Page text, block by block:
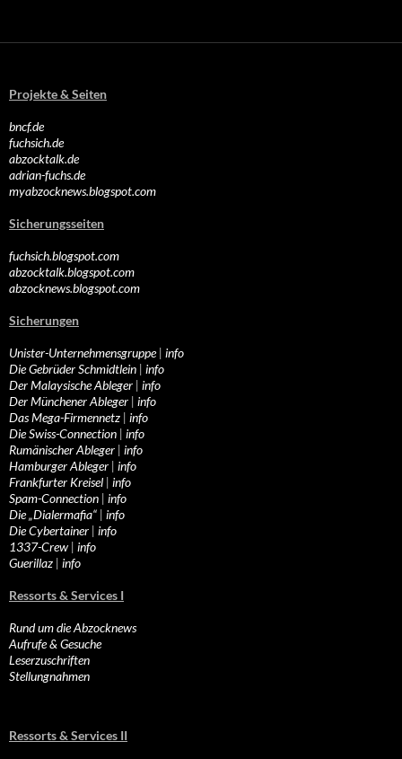
Projekte & Seiten
bncf.de
fuchsich.de
abzocktalk.de
adrian-fuchs.de
myabzocknews.blogspot.com
Sicherungsseiten
fuchsich.blogspot.com
abzocktalk.blogspot.com
abzocknews.blogspot.com
Sicherungen
Unister-Unternehmensgruppe| info
Die Gebrüder Schmidtlein | info
Der Malaysische Ableger | info
Der Münchener Ableger | info
Das Mega-Firmennetz | info
Die Swiss-Connection | info
Rumänischer Ableger | info
Hamburger Ableger | info
Frankfurter Kreisel | info
Spam-Connection | info
Die „Dialermafia“ | info
Die Cybertainer | info
1337-Crew | info
Guerillaz | info
Ressorts & Services I
Rund um die Abzocknews
Aufrufe & Gesuche
Leserzuschriften
Stellungnahmen
Ressorts & Services II